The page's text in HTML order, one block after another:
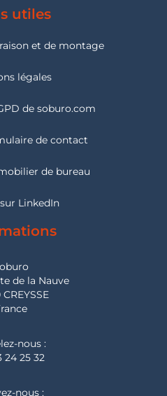
utiles
et de montage
légales
de soburo.com
de contact
de bureau
LinkedIn
de la Nauve
nous :
24 25 32
nous :